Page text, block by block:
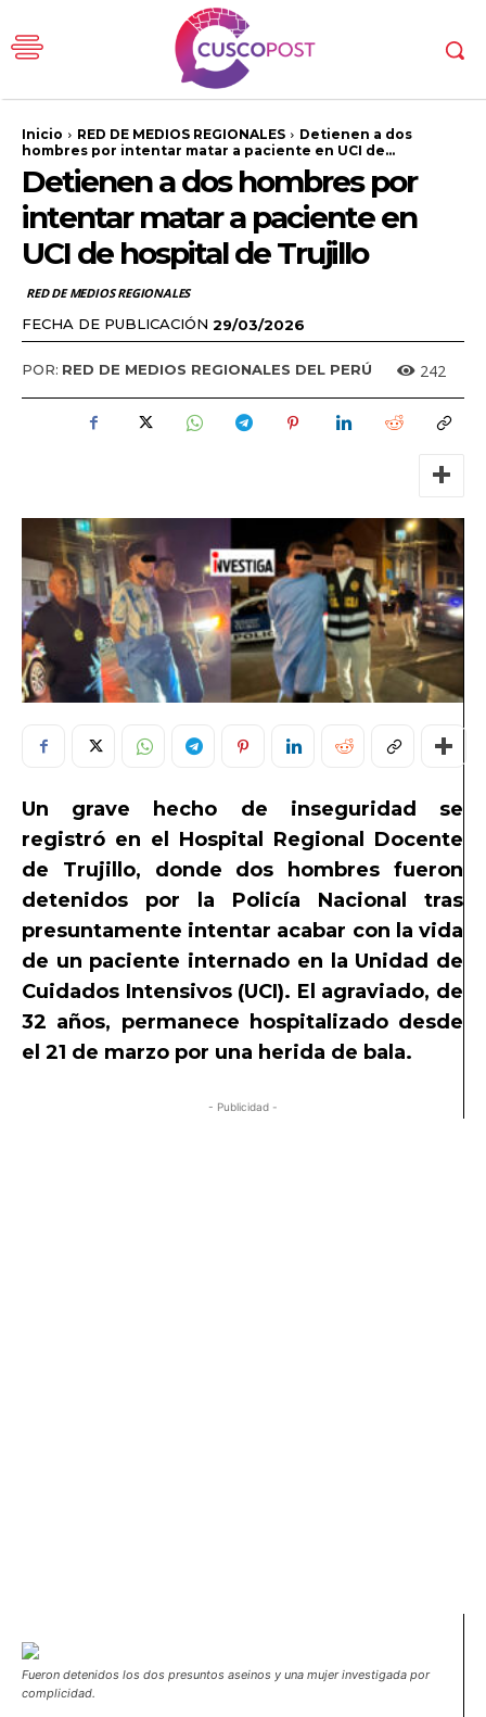
Inicio RED DE MEDIOS REGIONALES
Detienen a dos
hombres por intentar matar a paciente en UCI de...
Detienen a dos hombres por
intentar matar a paciente en
UCI de hospital de Trujillo
RED DE MEDIOS REGIONALES
FECHA DE PUBLICACIÓN 29/03/2026
POR: RED DE MEDIOS REGIONALES DEL PERÚ 242
Un grave hecho de inseguridad se
registró en el Hospital Regional Docente
de Trujillo, donde dos hombres fueron
detenidos por la Policía Nacional tras
presuntamente intentar acabar con la vida
de un paciente internado en la Unidad de
Cuidados Intensivos (UCI). El agraviado, de
32 años, permanece hospitalizado desde
el 21 de marzo por una herida de bala.
- Publicidad -
Fueron detenidos los dos presuntos aseinos y una mujer investigada por
complicidad.